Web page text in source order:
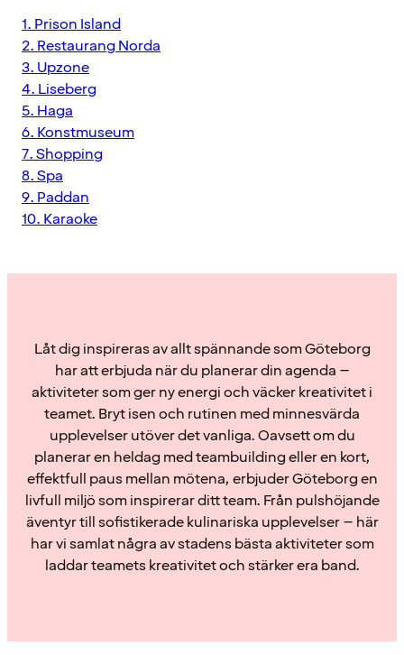
1. Prison Island
2. Restaurang Norda
3. Upzone
4. Liseberg
5. Haga
6. Konstmuseum
7. Shopping
8. Spa
9. Paddan
10. Karaoke
Låt dig inspireras av allt spännande som Göteborg
har att erbjuda när du planerar din agenda –
aktiviteter som ger ny energi och väcker kreativitet i
teamet. Bryt isen och rutinen med minnesvärda
upplevelser utöver det vanliga. Oavsett om du
planerar en heldag med teambuilding eller en kort,
effektfull paus mellan mötena, erbjuder Göteborg en
livfull miljö som inspirerar ditt team. Från pulshöjande
äventyr till sofistikerade kulinariska upplevelser – här
har vi samlat några av stadens bästa aktiviteter som
laddar teamets kreativitet och stärker era band.